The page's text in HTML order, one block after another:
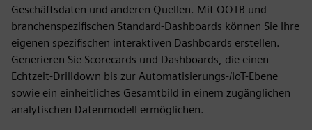
Geschäftsdaten und anderen Quellen. Mit OOTB und
branchenspezifischen Standard-Dashboards können Sie Ihre
eigenen spezifischen interaktiven Dashboards erstellen.
Generieren Sie Scorecards und Dashboards, die einen
Echtzeit-Drilldown bis zur Automatisierungs-/IoT-Ebene
sowie ein einheitliches Gesamtbild in einem zugänglichen
analytischen Datenmodell ermöglichen.